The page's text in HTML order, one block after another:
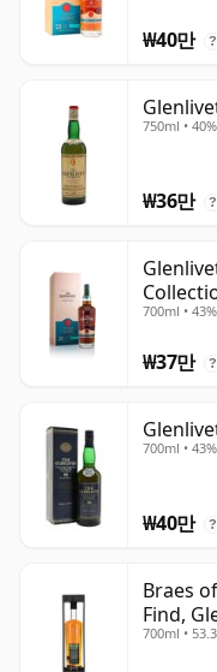
₩40만 ?
750ml • 40%
₩36만 ?
700ml • 43%
₩37만 ?
700ml • 43%
₩40만 ?
Braes
Find,
Cask
700ml •